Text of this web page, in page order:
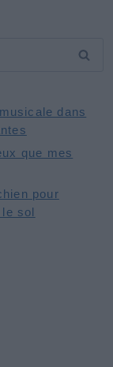
dans
que mes
pour
sol